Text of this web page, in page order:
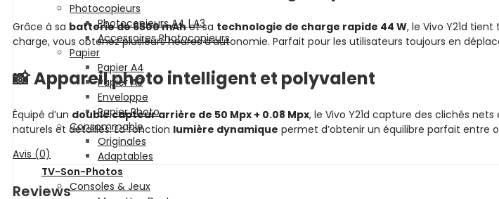
Photocopieurs
Photocopieurs A4 | A3
Accessoires Photocopieurs
Papier
Papier A4
Papier A3
Enveloppe
Papier Photo
Consommable
Originales
Adaptables
TV-Son-Photos
Consoles & Jeux
Grâce à sa batterie de 6500 mAhet sa technologie de charge rapide 44 W, le Vivo Y21d
charge, vous obtenez plusieurs heures d’autonomie. Parfait pour les utilisateurs toujours en
📸Appareil photo intelligent et polyvalent
Équipé d’un double capteur arrière de 50 Mpx + 0.08 Mpx, le Vivo Y21d capture des clichés
naturels et détaillés. La fonction lumière dynamique permet d’obtenir un équilibre parfait entre
Avis (0)
Reviews